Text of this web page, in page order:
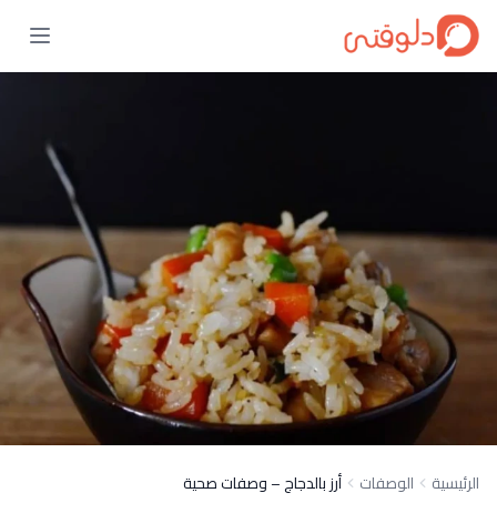
الرئيسية الوصفات أرز بالدجاج – وصفات صحية